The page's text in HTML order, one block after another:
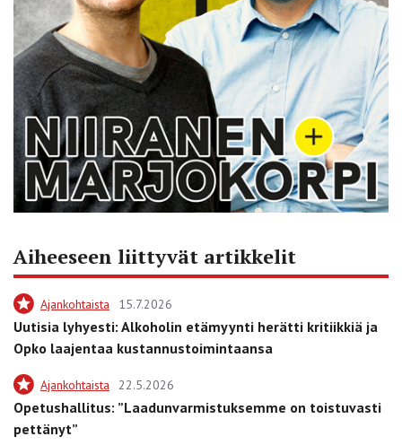
Aiheeseen liittyvät artikkelit
Ajankohtaista 15.7.2026
Uutisia lyhyesti: Alkoholin etämyynti herätti kritiikkiä ja
Opko laajentaa kustannustoimintaansa
Ajankohtaista 22.5.2026
Opetushallitus: ”Laadunvarmistuksemme on toistuvasti
pettänyt”